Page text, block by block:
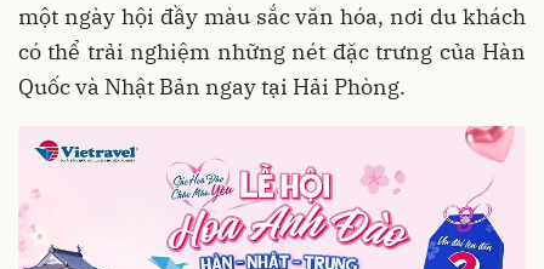
một ngày hội đầy màu sắc văn hóa, nơi du khách
có thể trải nghiệm những nét đặc trưng của Hàn
Quốc và Nhật Bản ngay tại Hải Phòng.